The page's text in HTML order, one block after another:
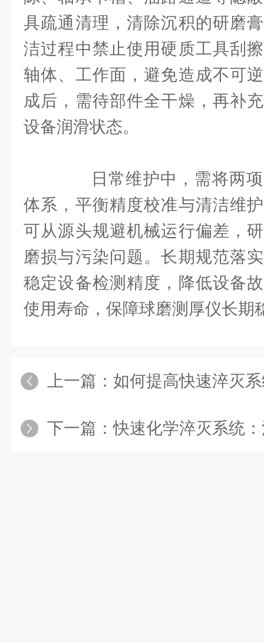
具疏通清理，清除沉积的研磨
洁过程中禁止使用硬质工具刮
轴体、工作面，避免造成不可
成后，需待部件全干燥，再补
设备润滑状态。
日常维护中，需将两项
体系，平衡精度校准与清洁维
可从源头规避机械运行偏差，
磨损与污染问题。长期规范落
稳定设备检测精度，降低设备
使用寿命，保障球磨测厚仪长期
上一篇： 如何提高快速淬灭系
下一篇：快速化学淬灭系统：活塞密